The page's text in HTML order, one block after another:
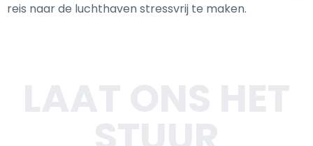
reis naar de luchthaven stressvrij te maken.